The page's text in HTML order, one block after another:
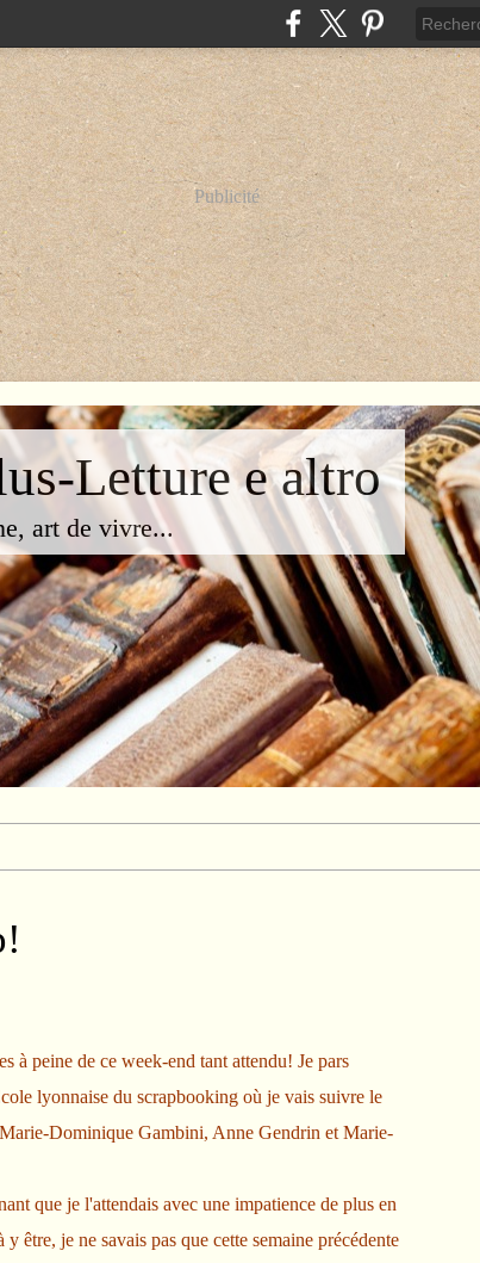
Publicité
Letture e altro
art de vivre...
à peine de ce week-end tant attendu! Je pars
lyonnaise du scrapbooking où je vais suivre le
Dominique Gambini, Anne Gendrin et Marie-
que je l'attendais avec une impatience de plus en
être, je ne savais pas que cette semaine précédente